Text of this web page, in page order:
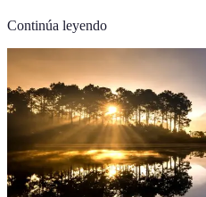
Continúa leyendo